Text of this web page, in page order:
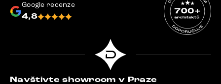
Google recenze
4,8
Navštivte showroom v Praze